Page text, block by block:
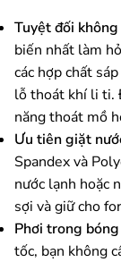
Tuyệt đối
biến nhất làm
các hợp chất
lỗ thoát khí li ti.
năng thoát mồ
Ưu tiên giặt
Spandex và
nước lạnh hoặc
sợi và giữ cho
Phơi trong
tốc, bạn không